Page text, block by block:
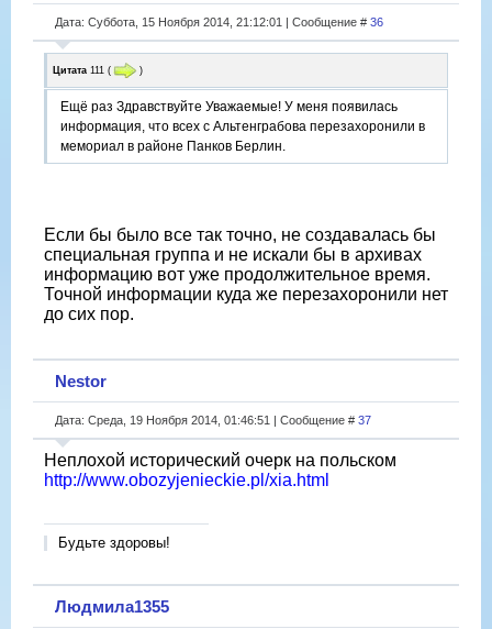
Дата: Суббота, 15 Ноября 2014, 21:12:01 | Сообщение # 36
Цитата 111 ( )
Ещё раз Здравствуйте Уважаемые! У меня появилась
информация, что всех с Альтенграбова перезахоронили в
мемориал в районе Панков Берлин.
Если бы было все так точно, не создавалась бы
специальная группа и не искали бы в архивах
информацию вот уже продолжительное время.
Точной информации куда же перезахоронили нет
до сих пор.
Nestor
Дата: Среда, 19 Ноября 2014, 01:46:51 | Сообщение # 37
Неплохой исторический очерк на польском
http://www.obozyjenieckie.pl/xia.html
Будьте здоровы!
Людмила1355